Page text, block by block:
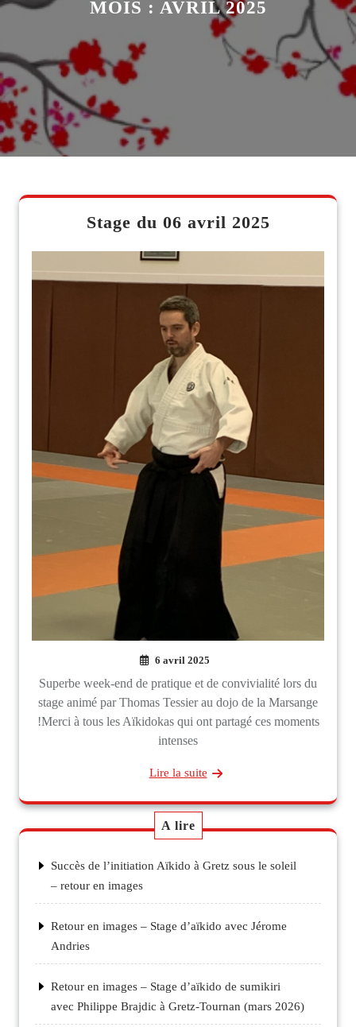
MOIS : AVRIL 2025
Stage du 06 avril 2025
6 avril 2025
Superbe week-end de pratique et de convivialité lors du
stage animé par Thomas Tessier au dojo de la Marsange
!Merci à tous les Aïkidokas qui ont partagé ces moments
intenses
Lire la suite
A lire
Succès de l’initiation Aïkido à Gretz sous le soleil
– retour en images
Retour en images – Stage d’aïkido avec Jérome
Andries
Retour en images – Stage d’aïkido de sumikiri
avec Philippe Brajdic à Gretz-Tournan (mars 2026)